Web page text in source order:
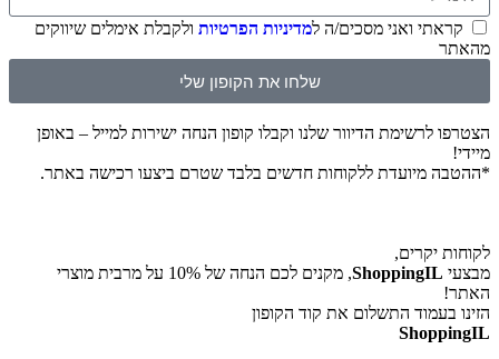
קראתי ואני מסכים/ה למדיניות הפרטיות ולקבלת אימלים שיווקים
מהאתר
שלחו את הקופון שלי
הצטרפו לרשימת הדיוור שלנו וקבלו קופון הנחה ישירות למייל – באופן
מיידי!
*ההטבה מיועדת ללקוחות חדשים בלבד שטרם ביצעו רכישה באתר.
לקוחות יקרים,
מבצעי ShoppingIL
, מקנים לכם הנחה של 10% על מרבית מוצרי
האתר!
הזינו בעמוד התשלום את קוד הקופון
ShoppingIL